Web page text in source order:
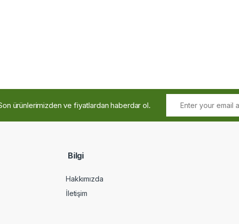
ürünlerimizden ve fiyatlardan haberdar ol.
Bilgi
Hakkımızda
İletişim